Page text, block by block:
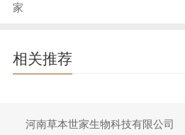
家
相关推荐
河南草本世家生物科技有限公司